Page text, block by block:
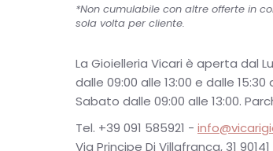
*Non cumulabile con altre offerte in
sola volta per cliente.
La Gioielleria Vicari è aperta dal
dalle 09:00 alle 13:00 e dalle 15:30
Sabato dalle 09:00 alle 13:00.
Tel. +39 091 585921 -
Via Principe Di Villafranca, 31